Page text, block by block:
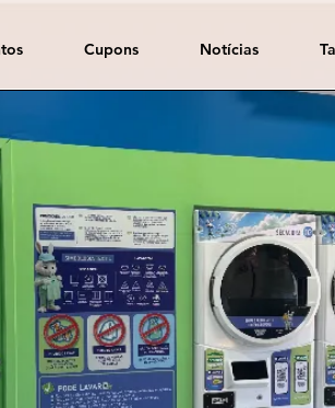
Cupons Notícias